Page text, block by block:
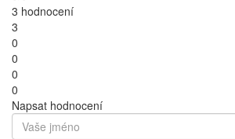
3 hodnocení
3
0
0
0
0
Napsat hodnocení